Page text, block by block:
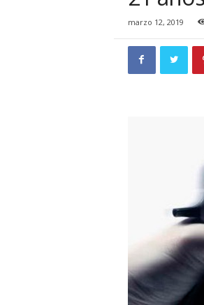
marzo 12, 2019